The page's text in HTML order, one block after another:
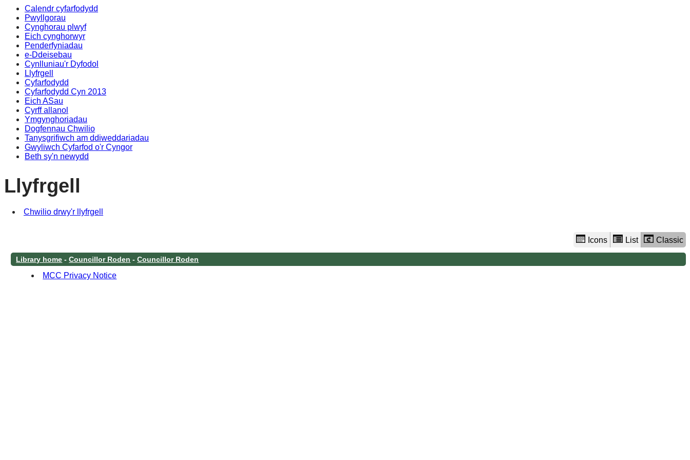
Calendr cyfarfodydd
Pwyllgorau
Cynghorau plwyf
Eich cynghorwyr
Penderfyniadau
e-Ddeisebau
Cynlluniau'r Dyfodol
Llyfrgell
Cyfarfodydd
Cyfarfodydd Cyn 2013
Eich ASau
Cyrff allanol
Ymgynghoriadau
Dogfennau Chwilio
Tanysgrifiwch am ddiweddariadau
Gwyliwch Cyfarfod o'r Cyngor
Beth sy'n newydd
Llyfrgell
Chwilio drwy'r llyfrgell
Icons List Classic
Library home -Councillor Roden -Councillor Roden
MCC Privacy Notice